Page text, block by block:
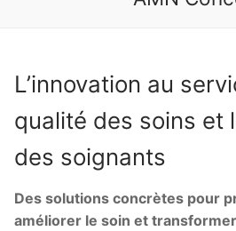
L’innovation au
qualité des soins et
des soignants
Des solutions concrètes pour
améliorer le soin et